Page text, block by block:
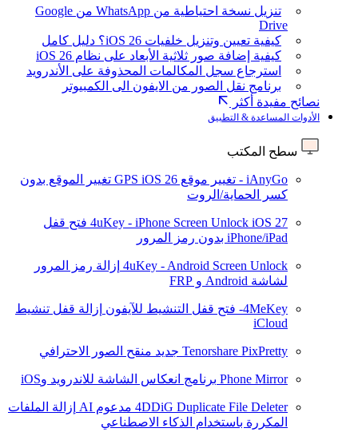
تنزيل نسخة احتياطية من WhatsApp من Google
Drive
كيفية تعيين وتنزيل خلفيات iOS 26؟ دليل كامل
كيفية إضافة صور ثلاثية الأبعاد على نظام iOS 26
استرجاع سجل المكالمات المحذوفة على الأندرويد
برنامج نقل الصور من الايفون الى الكمبيوتر
نصائح مفيدة أكثر
الأدوات المساعدة & التطبيق
سطح المكتب
iAnyGo - تغيير موقع GPS iOS 26
تغيير الموقع بدون
كسر الحماية/الروت
4uKey - iPhone Screen Unlock iOS 27
فتح قفل
iPhone/iPad بدون رمز المرور
4uKey - Android Screen Unlock إزالة رمز المرور
لشاشة Android و FRP
4MeKey- فتح قفل التنشيط للآيفون
إزالة قفل تنشيط
iCloud
Tenorshare PixPretty جديد منقح الصور الاحترافي
Phone Mirror برنامج انعكاس الشاشة للاندرويد وiOS
4DDiG Duplicate File Deleter مدعوم AI
إزالة الملفات
المكررة باستخدام الذكاء الاصطناعي